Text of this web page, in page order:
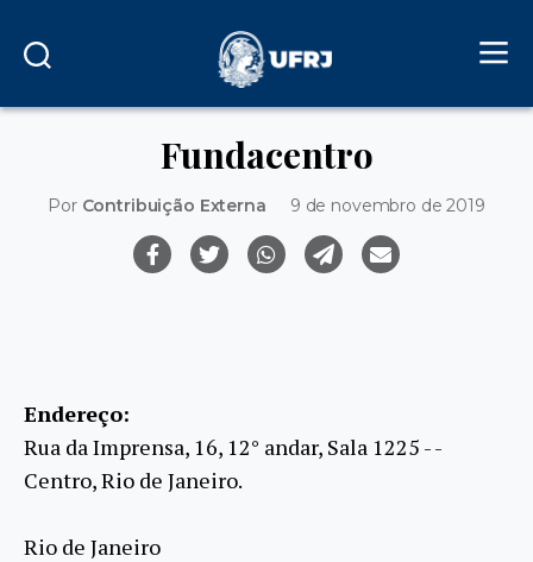
Fundacentro
Por Contribuição Externa 9 de novembro de 2019
Endereço:
Rua da Imprensa, 16, 12° andar, Sala 1225 - -
Centro, Rio de Janeiro.
Rio de Janeiro